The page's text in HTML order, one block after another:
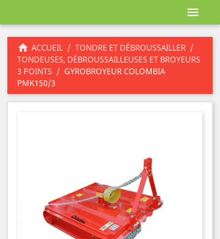

 ACCUEIL
TONDRE ET DÉBROUSSAILLER
TONDEUSES, DÉBROUSSAILLEUSES ET BROYEURS
3 POINTS
GYROBROYEUR COLOMBIA
PMK150/3